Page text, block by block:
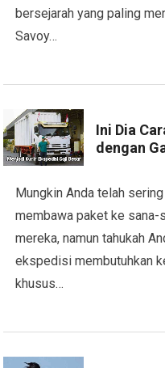
bersejarah yang paling
Savoy…
Ini Dia
dengan
Mungkin Anda telah
membawa paket ke sana-
mereka, namun tahukah
ekspedisi membutuhkan
khusus…